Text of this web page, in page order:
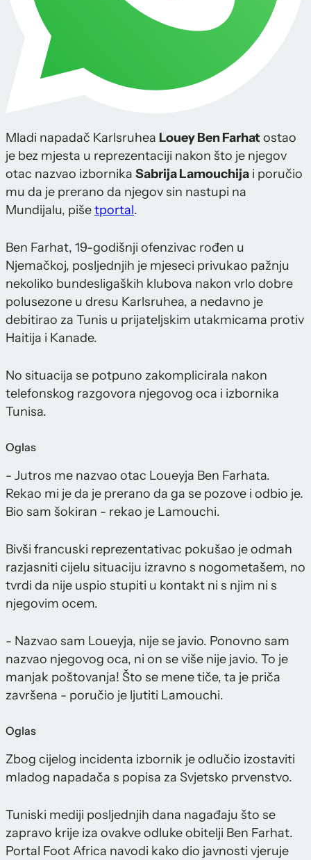
Mladi napadač Karlsruhea Louey Ben Farhat ostao
je bez mjesta u reprezentaciji nakon što je njegov
otac nazvao izbornika Sabrija Lamouchija i poručio
mu da je prerano da njegov sin nastupi na
Mundijalu, pišetportal.
Ben Farhat, 19-godišnji ofenzivac rođen u
Njemačkoj, posljednjih je mjeseci privukao pažnju
nekoliko bundesligaških klubova nakon vrlo dobre
polusezone u dresu Karlsruhea, a nedavno je
debitirao za Tunis u prijateljskim utakmicama protiv
Haitija i Kanade.
No situacija se potpuno zakomplicirala nakon
telefonskog razgovora njegovog oca i izbornika
Tunisa.
Oglas
- Jutros me nazvao otac Loueyja Ben Farhata.
Rekao mi je da je prerano da ga se pozove i odbio je.
Bio sam šokiran - rekao je Lamouchi.
Bivši francuski reprezentativac pokušao je odmah
razjasniti cijelu situaciju izravno s nogometašem, no
tvrdi da nije uspio stupiti u kontakt ni s njim ni s
njegovim ocem.
- Nazvao sam Loueyja, nije se javio. Ponovno sam
nazvao njegovog oca, ni on se više nije javio. To je
manjak poštovanja! Što se mene tiče, ta je priča
završena - poručio je ljutiti Lamouchi.
Oglas
Zbog cijelog incidenta izbornik je odlučio izostaviti
mladog napadača s popisa za Svjetsko prvenstvo.
Tuniski mediji posljednjih dana nagađaju što se
zapravo krije iza ovakve odluke obitelji Ben Farhat.
Portal Foot Africa navodi kako dio javnosti vjeruje